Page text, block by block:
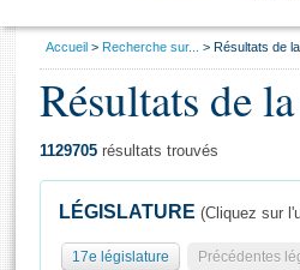
Général
Vous
Accueil Recherche sur... Résultats de
Résultats de
1129705 résultats trouvés
LÉGISLATURE (Cliquez sur
17e législature Précédentes